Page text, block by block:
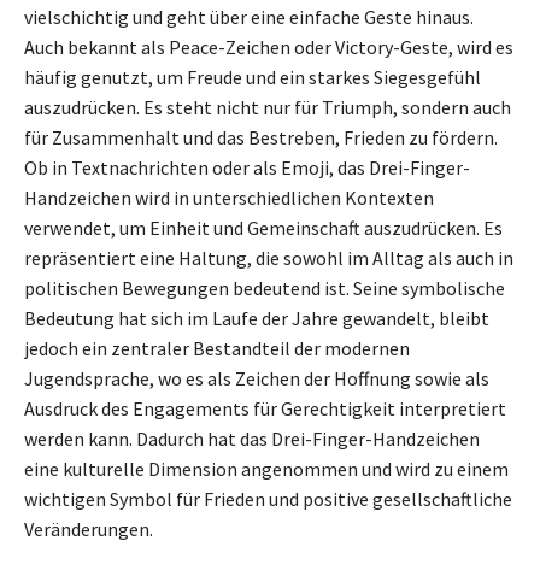
vielschichtig und geht über eine einfache Geste hinaus.
Auch bekannt als Peace-Zeichen oder Victory-Geste, wird es
häufig genutzt, um Freude und ein starkes Siegesgefühl
auszudrücken. Es steht nicht nur für Triumph, sondern auch
für Zusammenhalt und das Bestreben, Frieden zu fördern.
Ob in Textnachrichten oder als Emoji, das Drei-Finger-
Handzeichen wird in unterschiedlichen Kontexten
verwendet, um Einheit und Gemeinschaft auszudrücken. Es
repräsentiert eine Haltung, die sowohl im Alltag als auch in
politischen Bewegungen bedeutend ist. Seine symbolische
Bedeutung hat sich im Laufe der Jahre gewandelt, bleibt
jedoch ein zentraler Bestandteil der modernen
Jugendsprache, wo es als Zeichen der Hoffnung sowie als
Ausdruck des Engagements für Gerechtigkeit interpretiert
werden kann. Dadurch hat das Drei-Finger-Handzeichen
eine kulturelle Dimension angenommen und wird zu einem
wichtigen Symbol für Frieden und positive gesellschaftliche
Veränderungen.